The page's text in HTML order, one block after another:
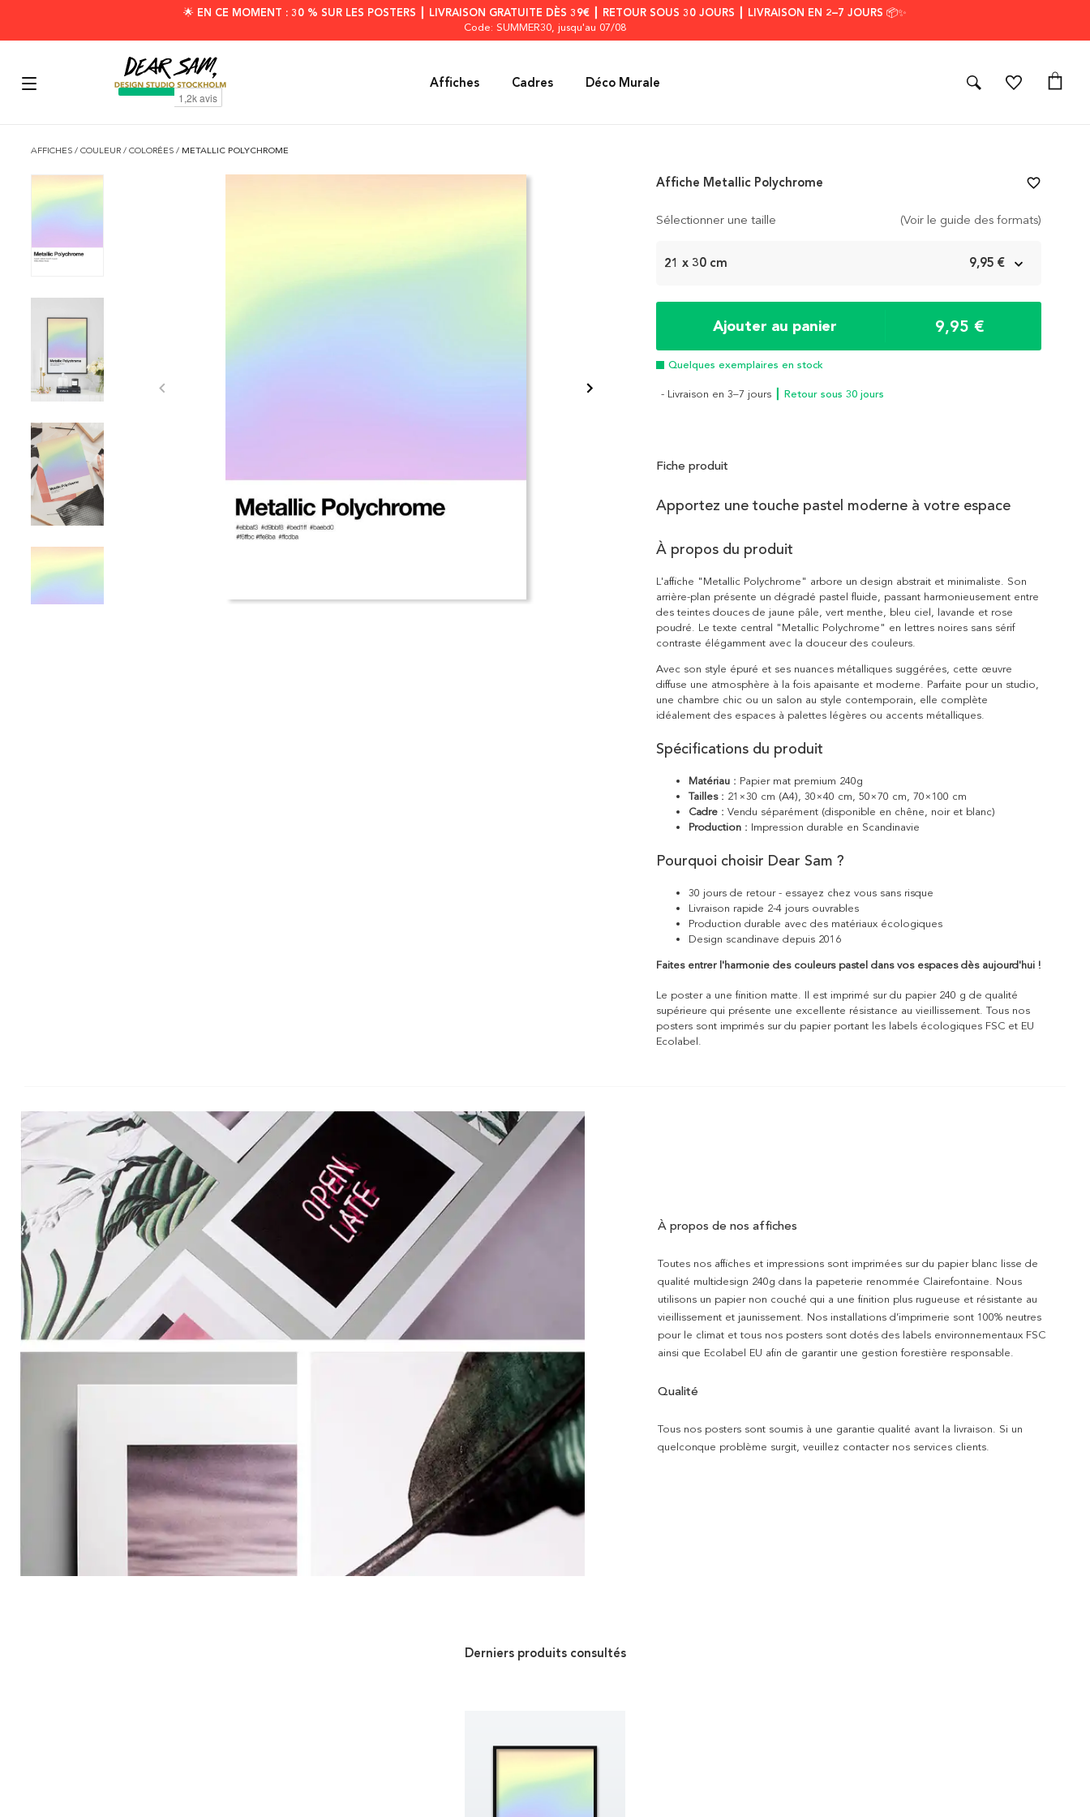
🌟 EN CE MOMENT : 30 % SUR LES POSTERS ┃ LIVRAISON GRATUITE DÈS 39€ ┃ RETOUR SOUS 30 JOURS ┃ LIVRAISON EN 2–7 JOURS 📦✨
Code: SUMMER30, jusqu'au 07/08
Affiches Cadres Déco Murale
AFFICHES / COULEUR / COLORÉES / METALLIC POLYCHROME
Sélectionner une taille (Voir le guide des formats)
21 x 30 cm 9,95 €
Ajouter au panier 9,95 €
Quelques exemplaires en stock
- Livraison en 3–7 jours ┃ Retour sous 30 jours
Affiche Metallic Polychrome favorite_border
Fiche produit
Apportez une touche pastel moderne à votre espace
À propos du produit
L'affiche "Metallic Polychrome" arbore un design abstrait et minimaliste. Son
arrière-plan présente un dégradé pastel fluide, passant harmonieusement entre
des teintes douces de jaune pâle, vert menthe, bleu ciel, lavande et rose
poudré. Le texte central "Metallic Polychrome" en lettres noires sans sérif
contraste élégamment avec la douceur des couleurs.
Avec son style épuré et ses nuances métalliques suggérées, cette œuvre
diffuse une atmosphère à la fois apaisante et moderne. Parfaite pour un studio,
une chambre chic ou un salon au style contemporain, elle complète
idéalement des espaces à palettes légères ou accents métalliques.
Spécifications du produit
Matériau : Papier mat premium 240g
Tailles : 21×30 cm (A4), 30×40 cm, 50×70 cm, 70×100 cm
Cadre : Vendu séparément (disponible en chêne, noir et blanc)
Production : Impression durable en Scandinavie
Pourquoi choisir Dear Sam ?
30 jours de retour - essayez chez vous sans risque
Livraison rapide 2-4 jours ouvrables
Production durable avec des matériaux écologiques
Design scandinave depuis 2016
Faites entrer l'harmonie des couleurs pastel dans vos espaces dès aujourd'hui !
Le poster a une finition matte. Il est imprimé sur du papier 240 g de qualité
supérieure qui présente une excellente résistance au vieillissement. Tous nos
posters sont imprimés sur du papier portant les labels écologiques FSC et EU
Ecolabel.
À propos de nos affiches
Toutes nos affiches et impressions sont imprimées sur du papier blanc lisse de
qualité multidesign 240g dans la papeterie renommée Clairefontaine. Nous
utilisons un papier non couché qui a une finition plus rugueuse et résistante au
vieillissement et jaunissement. Nos installations d’imprimerie sont 100% neutres
pour le climat et tous nos posters sont dotés des labels environnementaux FSC
ainsi que Ecolabel EU afin de garantir une gestion forestière responsable.
Qualité
Tous nos posters sont soumis à une garantie qualité avant la livraison. Si un
quelconque problème surgit, veuillez contacter nos services clients.
Derniers produits consultés